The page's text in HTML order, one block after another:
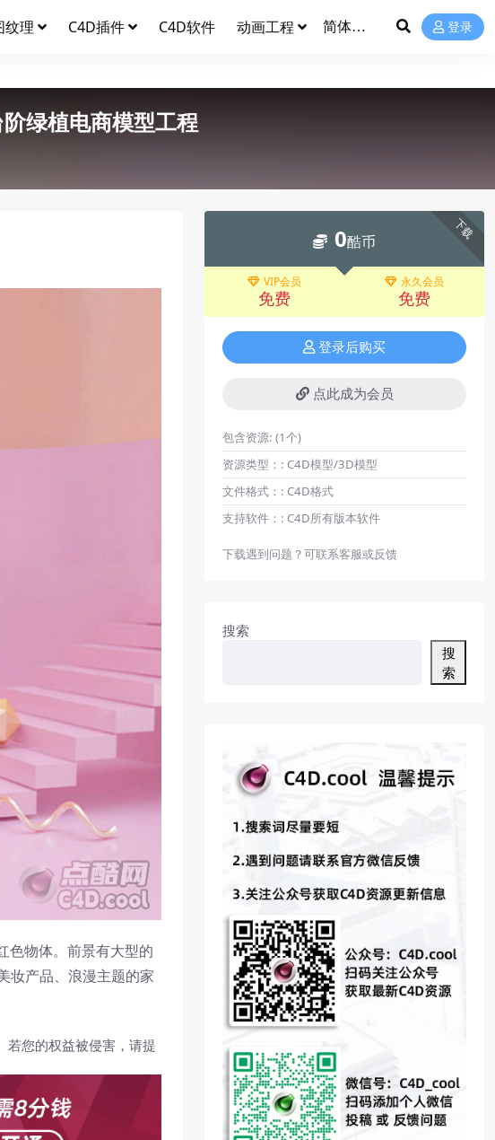
纹理 C4D插件 C4D软件 动画工程 登录
绿植电商模型工程
色物体。前景有大型的
妆产品、浪漫主题的家
若您的权益被侵害，请提
下载
0酷币
VIP会员
免费
永久会员
免费
登录后购买
点此成为会员
包含资源: (1个)
资源类型：: C4D模型/3D模型
文件格式：: C4D格式
支持软件：: C4D所有版本软件
下载遇到问题？可联系客服或反馈
搜索
搜
索